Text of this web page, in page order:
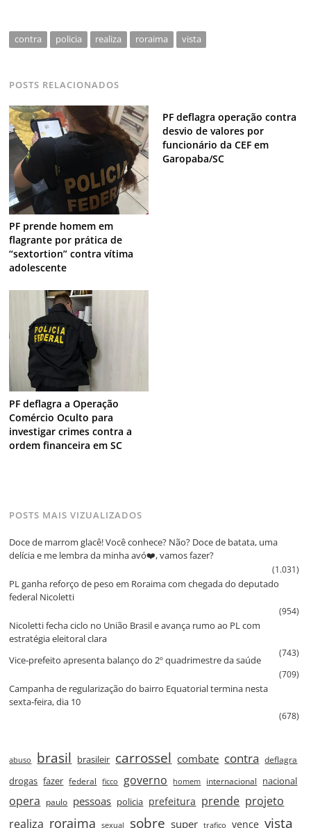
contra policia realiza roraima vista
POSTS RELACIONADOS
PF prende homem em
flagrante por prática de
“sextortion” contra vítima
adolescente
PF deflagra operação contra
desvio de valores por
funcionário da CEF em
Garopaba/SC
PF deflagra a Operação
Comércio Oculto para
investigar crimes contra a
ordem financeira em SC
POSTS MAIS VIZUALIZADOS
Doce de marrom glacê! Você conhece? Não? Doce de batata, uma
delícia e me lembra da minha avó❤️, vamos fazer?
(1.031)
PL ganha reforço de peso em Roraima com chegada do deputado
federal Nicoletti
(954)
Nicoletti fecha ciclo no União Brasil e avança rumo ao PL com
estratégia eleitoral clara
(743)
Vice‑prefeito apresenta balanço do 2º quadrimestre da saúde
(709)
Campanha de regularização do bairro Equatorial termina nesta
sexta‑feira, dia 10
(678)
abuso brasil brasileir carrossel combate contra deflagra
drogas fazer federal ficco governo homem internacional nacional
opera paulo pessoas policia prefeitura prende projeto
realiza roraima sexual sobre super trafico vence vista